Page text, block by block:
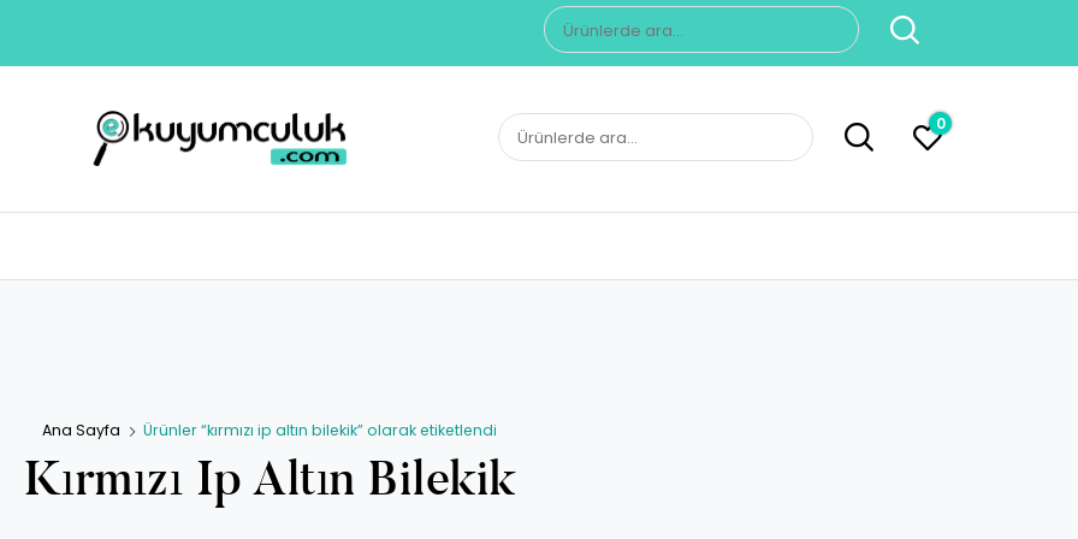
Ara:
E-KUYUMCULUK
Herkesin Kuyumcusu Ara: 0
Ana Sayfa Ürünler “kırmızı ip altın bilekik” olarak etiketlendi
Kırmızı Ip Altın Bilekik